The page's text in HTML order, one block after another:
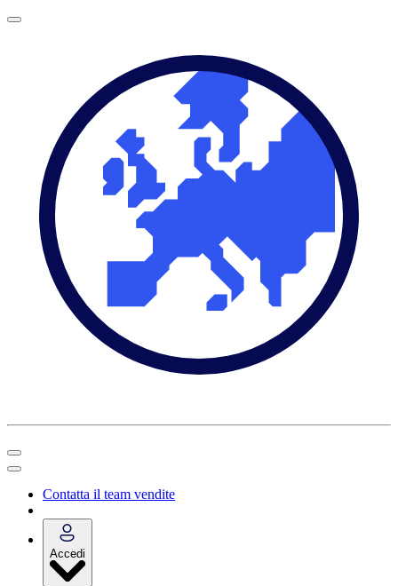
Contatta il team vendite
Accedi